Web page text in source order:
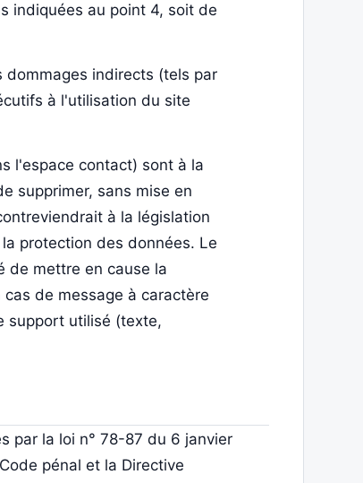
indiquées au point 4, soit de
dommages indirects (tels par
à l'utilisation du site
l'espace contact) sont à la
supprimer, sans mise en
à la législation
protection des données. Le
de mettre en cause la
de message à caractère
support utilisé (texte,
par la loi n° 78-87 du 6 janvier
pénal et la Directive